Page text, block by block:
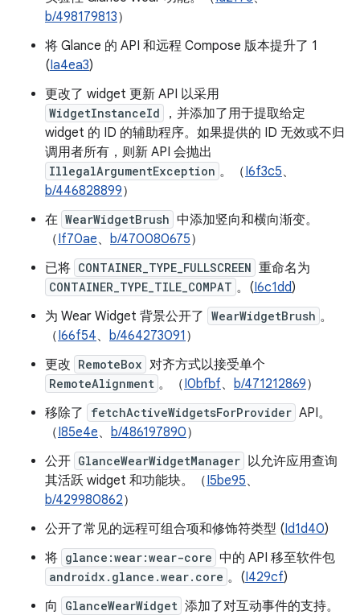
b/498179813）
将 Glance 的 API 和远程 Compose 版本提升了 1
(Ia4ea3)
更改了 widget 更新 API 以采用
WidgetInstanceId
，并添加了用于提取给定
widget 的 ID 的辅助程序。如果提供的 ID 无效或不归
调用者所有，则新 API 会抛出
IllegalArgumentException 。（I6f3c5、
b/446828899）
在 WearWidgetBrush 中添加竖向和横向渐变。
（If70ae、 b/470080675）
已将 CONTAINER_TYPE_FULLSCREEN 重命名为
CONTAINER_TYPE_TILE_COMPAT 。(I6c1dd)
为 Wear Widget 背景公开了 WearWidgetBrush 。
（I66f54、 b/464273091 ）
更改 RemoteBox 对齐方式以接受单个
RemoteAlignment 。（I0bfbf、 b/471212869）
移除了
fetchActiveWidgetsForProvider API。
（I85e4e、 b/486197890）
公开 GlanceWearWidgetManager 以允许应用查询
其活跃 widget 和功能块。（I5be95、
b/429980862）
公开了常见的远程可组合项和修饰符类型 (Id1d40)
将 glance:wear:wear-core 中的 API 移至软件包
androidx.glance.wear.core 。(I429cf)
向
GlanceWearWidget 添加了对互动事件的支持。